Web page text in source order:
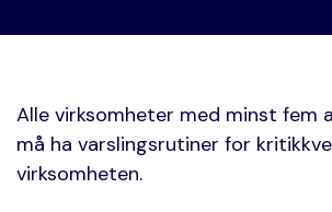
Alle virksomheter med minst fem
må ha varslingsrutiner for
virksomheten.